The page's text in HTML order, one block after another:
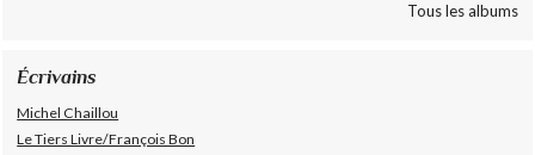
Tous les albums
Écrivains
Michel Chaillou
Le Tiers Livre/François Bon